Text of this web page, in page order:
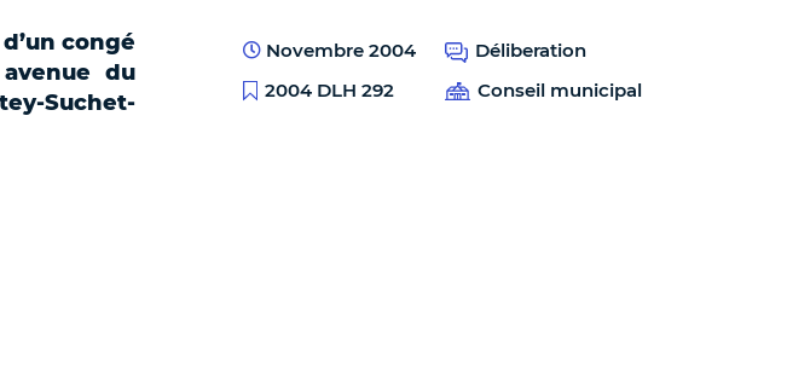
congé
du
Suchet-
Novembre 2004
Déliberation
2004 DLH 292
Conseil municipal